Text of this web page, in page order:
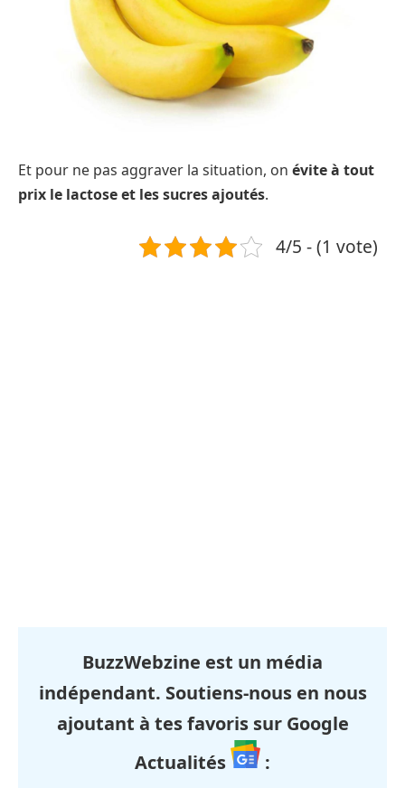
Et pour ne pas aggraver la situation, on évite à tout
prix le lactose et les sucres ajoutés.
4/5 - (1 vote)
BuzzWebzine est un média
indépendant. Soutiens-nous en nous
ajoutant à tes favoris sur Google
Actualités
: